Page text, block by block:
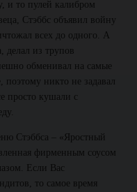
и то пулей калибром
Стэббс объявил войну
всех до одного. А
из трупов
обменивал на самые
никто не задавал
просто кушали с
Стэббса – «Яростный
фирменным соусом
Если Вас
то самое время